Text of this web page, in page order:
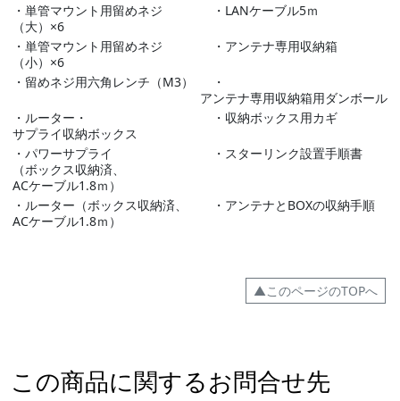
・単管マウント用留めネジ
（大）×6
・LANケーブル5ｍ
・単管マウント用留めネジ
（小）×6
・アンテナ専用収納箱
・留めネジ用六角レンチ（M3）
・
アンテナ専用収納箱用ダンボール
・ルーター・
サプライ収納ボックス
・収納ボックス用カギ
・パワーサプライ
（ボックス収納済、
ACケーブル1.8ｍ）
・スターリンク設置手順書
・ルーター（ボックス収納済、
ACケーブル1.8ｍ）
・アンテナとBOXの収納手順
▲このページのTOPへ
この商品に関するお問合せ先